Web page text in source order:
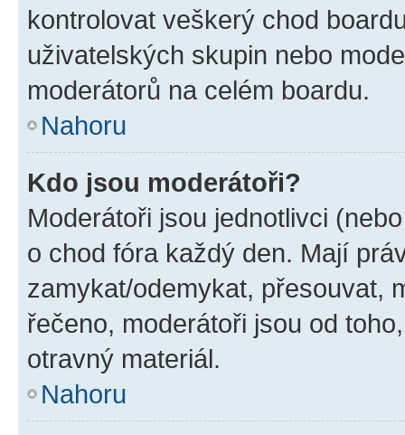
kontrolovat veškerý chod
uživatelských skupin nebo
moderátorů na celém boardu.
Nahoru
Kdo jsou moderátoři?
Moderátoři jsou jednotlivci
o chod fóra každý den. Mají
zamykat/odemykat, přesouvat,
řečeno, moderátoři jsou od
otravný materiál.
Nahoru